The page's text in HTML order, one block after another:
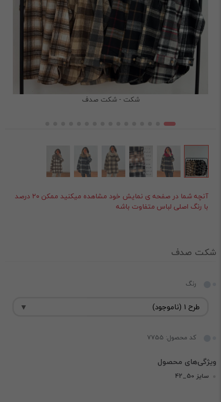
شکت - شکت صدف
آنچه شما در صفحه ی نمایش خود مشاهده میکنید ممکن ۲۰ درصد
با رنگ اصلی لباس متفاوت باشه
شکت صدف
رنگ
کد محصول: 7755
سایز 50_42